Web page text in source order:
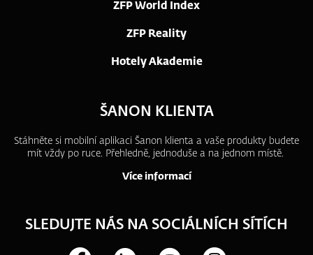
ZFP World Index
ZFP Reality
Hotely Akademie
ŠANON KLIENTA
Stáhněte si mobilní aplikaci Šanon klienta a vaše produkty budete
mít vždy po ruce. Přehledně, jednoduše a na jednom místě.
Více informací
SLEDUJTE NÁS NA SOCIÁLNÍCH SÍTÍCH